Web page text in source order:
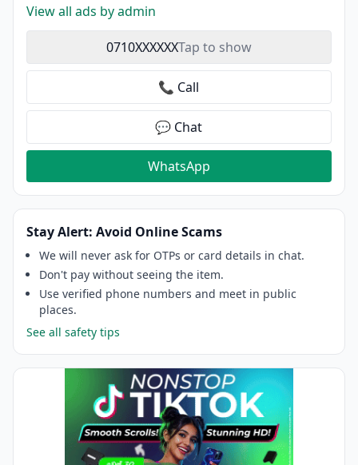
View all ads by admin
0710XXXXXXTap to show
📞 Call
💬 Chat
WhatsApp
Stay Alert: Avoid Online Scams
We will never ask for OTPs or card details in chat.
Don't pay without seeing the item.
Use verified phone numbers and meet in public
places.
See all safety tips